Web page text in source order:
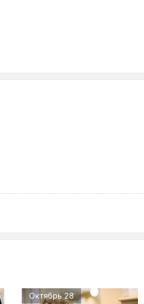
Октябрь 28